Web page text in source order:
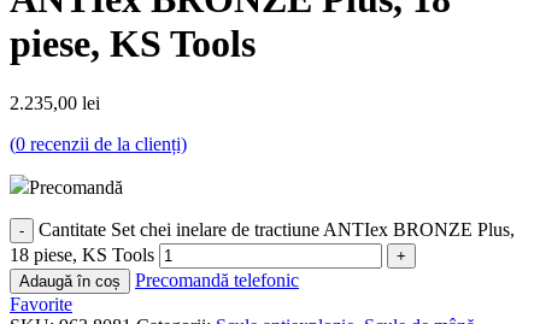
piese, KS Tools
2.235,00 lei
(0 recenzii de la clienți)
Precomandă
Cantitate Set chei inelare de tractiune ANTIex BRONZE Plus,
18 piese, KS Tools
Adaugă în coș
Precomandă telefonic
Favorite